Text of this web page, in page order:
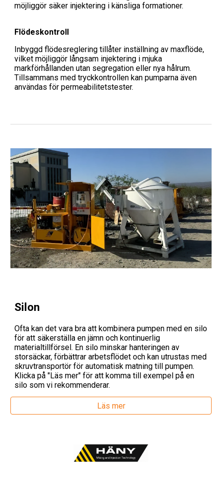
möjliggör säker injektering i känsliga formationer.
Flödeskontroll
Inbyggd flödesreglering tillåter inställning av maxflöde,
vilket möjliggör långsam injektering i mjuka
markförhållanden utan segregation eller nya hålrum.
Tillsammans med tryckkontrollen kan pumparna även
användas för permeabilitetstester.
Silon
Ofta kan det vara bra att kombinera pumpen med en silo
för att säkerställa en jämn och kontinuerlig
materialtillförsel. En silo minskar hanteringen av
storsäckar, förbättrar arbetsflödet och kan utrustas med
skruvtransportör för automatisk matning till pumpen.
Klicka på "Läs mer" för att komma till exempel på en
silo som vi rekommenderar.
Läs mer